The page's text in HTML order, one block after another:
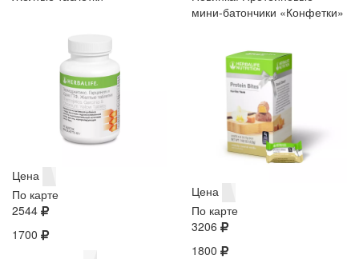
Цена
По карте
2544
1700
мини-батончики «Конфетки»
Цена
По карте
3206
1800